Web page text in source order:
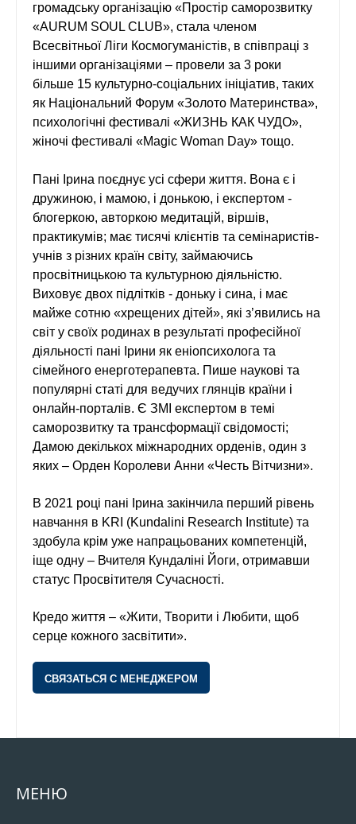
громадську організацію «Простір саморозвитку
«AURUM SOUL CLUB», стала членом
Всесвітньої Ліги Космогуманістів, в співпраці з
іншими організаціями – провели за 3 роки
більше 15 культурно-соціальних ініціатив, таких
як Національний Форум «Золото Материнства»,
психологічні фестивалі «ЖИЗНЬ КАК ЧУДО»,
жіночі фестивалі «Magic Woman Day» тощо.
Пані Ірина поєднує усі сфери життя. Вона є і
дружиною, і мамою, і донькою, і експертом -
блогеркою, авторкою медитацій, віршів,
практикумів; має тисячі клієнтів та семінаристів-
учнів з різних країн світу, займаючись
просвітницькою та культурною діяльністю.
Виховує двох підлітків - доньку і сина, і має
майже сотню «хрещених дітей», які з’явились на
світ у своїх родинах в результаті професійної
діяльності пані Ірини як еніопсихолога та
сімейного енерготерапевта. Пише наукові та
популярні статі для ведучих глянців країни і
онлайн-порталів. Є ЗМІ експертом в темі
саморозвитку та трансформації свідомості;
Дамою декількох міжнародних орденів, один з
яких – Орден Королеви Анни «Честь Вітчизни».
В 2021 році пані Ірина закінчила перший рівень
навчання в KRI (Kundalini Research Institute) та
здобула крім уже напрацьованих компетенцій,
іще одну – Вчителя Кундаліні Йоги, отримавши
статус Просвітителя Сучасності.
Кредо життя – «Жити, Творити і Любити, щоб
серце кожного засвітити».
СВЯЗАТЬСЯ С МЕНЕДЖЕРОМ
МЕНЮ